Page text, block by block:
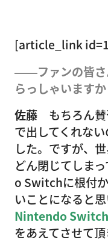
[article_link
――ファンの皆さ
らっしゃいますか
佐藤 もちろん
で出してくれな
した。ですが、
どん閉じてしま
o Switchに根付
いことになると
Nintendo Switch
をあえてさせて頂